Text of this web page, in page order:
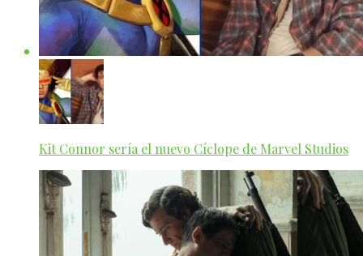
Kit Connor sería el nuevo Cíclope de Marvel Studios